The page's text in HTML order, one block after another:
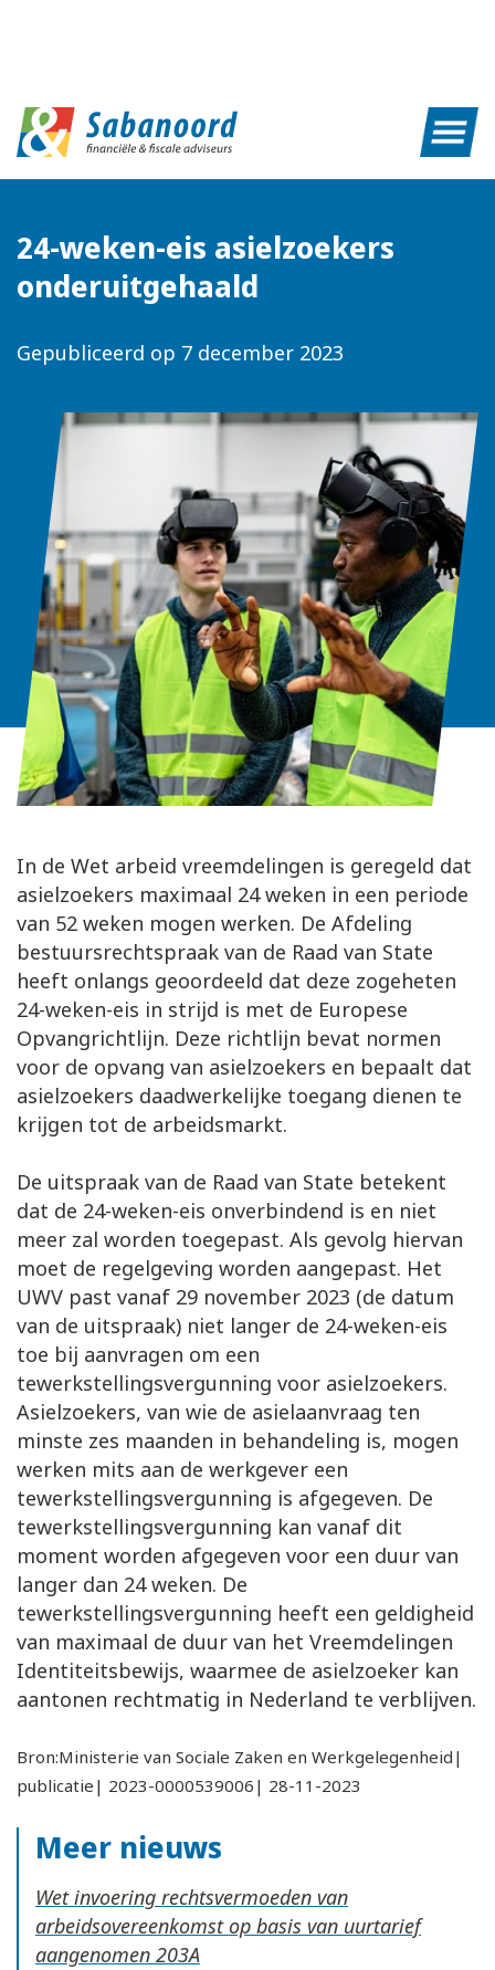
24-weken-eis asielzoekers
onderuitgehaald
Gepubliceerd op 7 december 2023
In de Wet arbeid vreemdelingen is geregeld dat
asielzoekers maximaal 24 weken in een periode
van 52 weken mogen werken. De Afdeling
bestuursrechtspraak van de Raad van State
heeft onlangs geoordeeld dat deze zogeheten
24-weken-eis in strijd is met de Europese
Opvangrichtlijn. Deze richtlijn bevat normen
voor de opvang van asielzoekers en bepaalt dat
asielzoekers daadwerkelijke toegang dienen te
krijgen tot de arbeidsmarkt.
De uitspraak van de Raad van State betekent
dat de 24-weken-eis onverbindend is en niet
meer zal worden toegepast. Als gevolg hiervan
moet de regelgeving worden aangepast. Het
UWV past vanaf 29 november 2023 (de datum
van de uitspraak) niet langer de 24-weken-eis
toe bij aanvragen om een
tewerkstellingsvergunning voor asielzoekers.
Asielzoekers, van wie de asielaanvraag ten
minste zes maanden in behandeling is, mogen
werken mits aan de werkgever een
tewerkstellingsvergunning is afgegeven. De
tewerkstellingsvergunning kan vanaf dit
moment worden afgegeven voor een duur van
langer dan 24 weken. De
tewerkstellingsvergunning heeft een geldigheid
van maximaal de duur van het Vreemdelingen
Identiteitsbewijs, waarmee de asielzoeker kan
aantonen rechtmatig in Nederland te verblijven.
Bron:Ministerie van Sociale Zaken en Werkgelegenheid|
publicatie| 2023-0000539006| 28-11-2023
Meer nieuws
Wet invoering rechtsvermoeden van
arbeidsovereenkomst op basis van uurtarief
aangenomen